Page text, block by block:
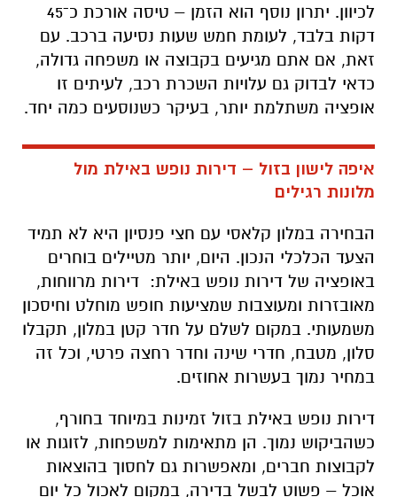
לכיוון. יתרון נוסף הוא הזמן – טיסה אורכת כ־45
דקות בלבד, לעומת חמש שעות נסיעה ברכב. עם
זאת, אם אתם מגיעים בקבוצה או משפחה גדולה,
כדאי לבדוק גם עלויות השכרת רכב, לעיתים זו
אופציה משתלמת יותר, בעיקר כשנוסעים כמה יחד.
איפה לישון בזול – דירות נופש באילת מול
מלונות רגילים
הבחירה במלון קלאסי עם חצי פנסיון היא לא תמיד
הצעד הכלכלי הנכון. היום, יותר מטיילים בוחרים
באופציה של דירות נופש באילת:
דירות מרווחות,
מאובזרות ומעוצבות שמציעות חופש מוחלט וחיסכון
משמעותי. במקום לשלם על חדר קטן במלון, תקבלו
סלון, מטבח, חדרי שינה וחדר רחצה פרטי, וכל זה
במחיר נמוך בעשרות אחוזים.
דירות נופש באילת בזול זמינות במיוחד בחורף,
כשהביקוש נמוך. הן מתאימות למשפחות, לזוגות או
לקבוצות חברים, ומאפשרות גם לחסוך בהוצאות
אוכל – פשוט לבשל בדירה, במקום לאכול כל יום